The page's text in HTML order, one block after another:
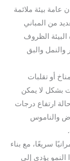
عامة بيئة ملائمة
من المباني
البيئة الظروف
والنمل والبق
أو تقلبات
بشكل لا يمكن
ارتفاع درجات
والناموس
سريعًا، مع بناء
النمو يؤدي إلى